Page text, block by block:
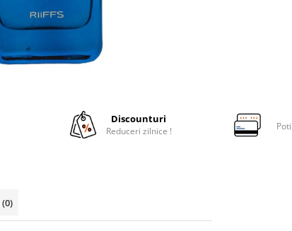
Discounturi
Reduceri zilnice !
(0)